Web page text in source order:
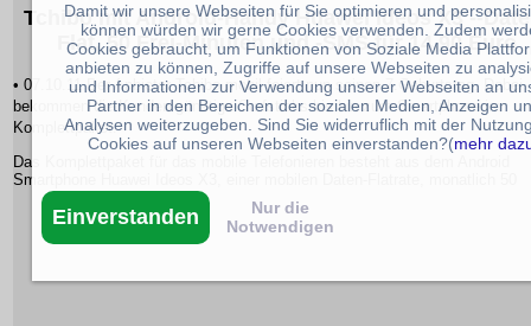
Tchibo mit Android-Handy Huawei Ideos X3 --
Flat, 50 Frei-Minuten und -SMS für 14,90 Euro
• 07.10.11 Der Anbieter Tchibo mobil feiert nun seinen 7.Geburtstag. Dabei
bekommen die Kunden günstige Surfsticks bis hin zum Smartphone im
Komplettpaket.
Das Komplettpaket für das mobile Telefonieren besteht aus dem Android
Smartphone Huawei Ideos X3, einer mobilen Daten-Flatrate, monatlich 50
Damit wir unsere Webseiten für Sie optimieren und
können würden wir gerne Cookies verwenden. Zudem
Cookies gebraucht, um Funktionen von Soziale Media
anbieten zu können, Zugriffe auf unsere Webseiten zu
und Informationen zur Verwendung unserer Webseiten an
Partner in den Bereichen der sozialen Medien, Anzeigen
Analysen weiterzugeben. Sind Sie widerruflich mit der
Cookies auf unseren Webseiten einverstanden?(mehr
Einverstanden
Nur die
Notwendigen